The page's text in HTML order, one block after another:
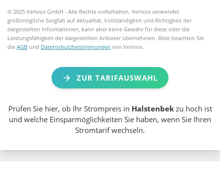
© 2025 Verivox GmbH - Alle Rechte vorbehalten. Verivox verwendet
größtmögliche Sorgfalt auf Aktualität, Vollständigkeit und Richtigkeit der
dargestellten Informationen, kann aber keine Gewähr für diese oder die
Leistungsfähigkeit der dargestellten Anbieter übernehmen. Bitte beachten Sie
dieAGB und Datenschutzbestimmungen von Verivox.
ZUR TARIFAUSWAHL
Prüfen Sie hier, ob Ihr Strompreis in Halstenbekzu hoch ist
und welche Einsparmöglichkeiten Sie haben, wenn Sie Ihren
Stromtarif wechseln.